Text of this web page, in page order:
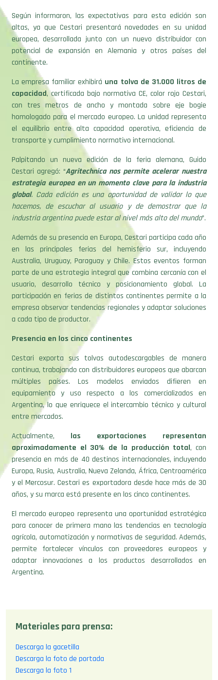
altas, ya que Cestari presentará novedades en su unidad
europea, desarrollada junto con un nuevo distribuidor con
potencial de expansión en Alemania y otros países del
continente.
La empresa familiar exhibirá
capacidad, certificada bajo normativa CE, color rojo Cestari,
con tres metros de ancho y montada sobre eje bogie
homologado para el mercado europeo. La unidad representa
el equilibrio entre alta capacidad operativa, eficiencia de
transporte y cumplimiento normativo internacional.
Palpitando un nueva edición de la feria alemana, Guido
Cestari agregó: “Agritechnica nos permite acelerar nuestra
estrategia europea en un momento clave para la industria
global. Cada edición es una oportunidad de validar lo que
hacemos, de escuchar al usuario y de demostrar que la
industria argentina puede estar al nivel más alto del mundo ”.
Además de su presencia en Europa, Cestari participa cada año
en las principales ferias del hemisferio sur, incluyendo
Australia, Uruguay, Paraguay y Chile. Estos eventos forman
parte de una estrategia integral que combina cercanía con el
usuario, desarrollo técnico y posicionamiento global. La
participación en ferias de distintos continentes permite a la
empresa observar tendencias regionales y adaptar soluciones
a cada tipo de productor.
Presencia en los cinco continentes
Cestari exporta sus tolvas autodescargables de manera
continua, trabajando con distribuidores europeos que abarcan
múltiples países. Los modelos enviados difieren en
equipamiento y uso respecto a los comercializados en
Argentina, lo que enriquece el intercambio técnico y cultural
entre mercados.
Actualmente,
aproximadamente el 30% de la producción total, con
presencia en más de 40 destinos internacionales, incluyendo
Europa, Rusia, Australia, Nueva Zelanda, África, Centroamérica
y el Mercosur. Cestari es exportadora desde hace más de 30
años, y su marca está presente en los cinco continentes.
El mercado europeo representa una oportunidad estratégica
para conocer de primera mano las tendencias en tecnología
agrícola, automatización y normativas de seguridad. Además,
permite fortalecer vínculos con proveedores europeos y
adaptar innovaciones a los productos desarrollados en
Argentina.
Materiales para prensa:
Descarga la gacetilla
Descarga la foto de portada
Descarga la foto 1